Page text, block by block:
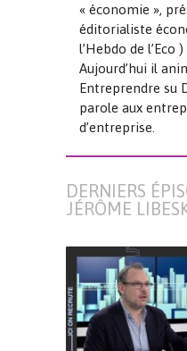
« économie »,
éditorialiste
l’Hebdo de l’Eco )
Aujourd’hui il
Entreprendre su
parole aux
d’entreprise.
DERNIERS
JÉRÔME